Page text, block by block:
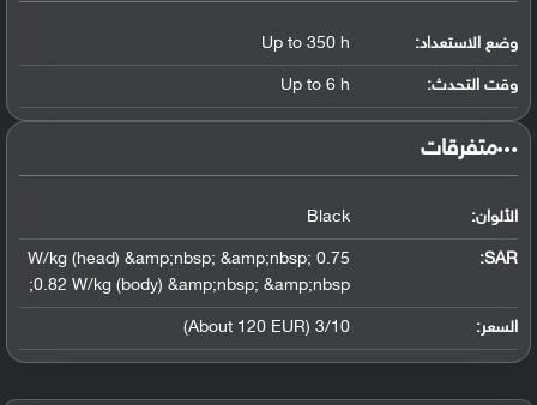
وضع الاستعداد: Up to 350 h
وقت التحدث: Up to 6 h
‏متفرقات‏
الألوان: Black
SAR
:
0.75 W/kg (head) &amp;nbsp; &amp;nbsp;
0.82 W/kg (body) &amp;nbsp; &amp;nbsp;
السعر: 3/10 (About 120 EUR)